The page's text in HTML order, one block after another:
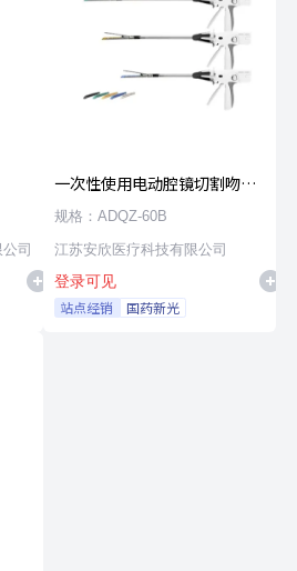
司
一次性使用电动腔镜切割吻合
器及组件
规格：ADQZ-60B
江苏安欣医疗科技有限公司
登录可见
站点经销 国药新光